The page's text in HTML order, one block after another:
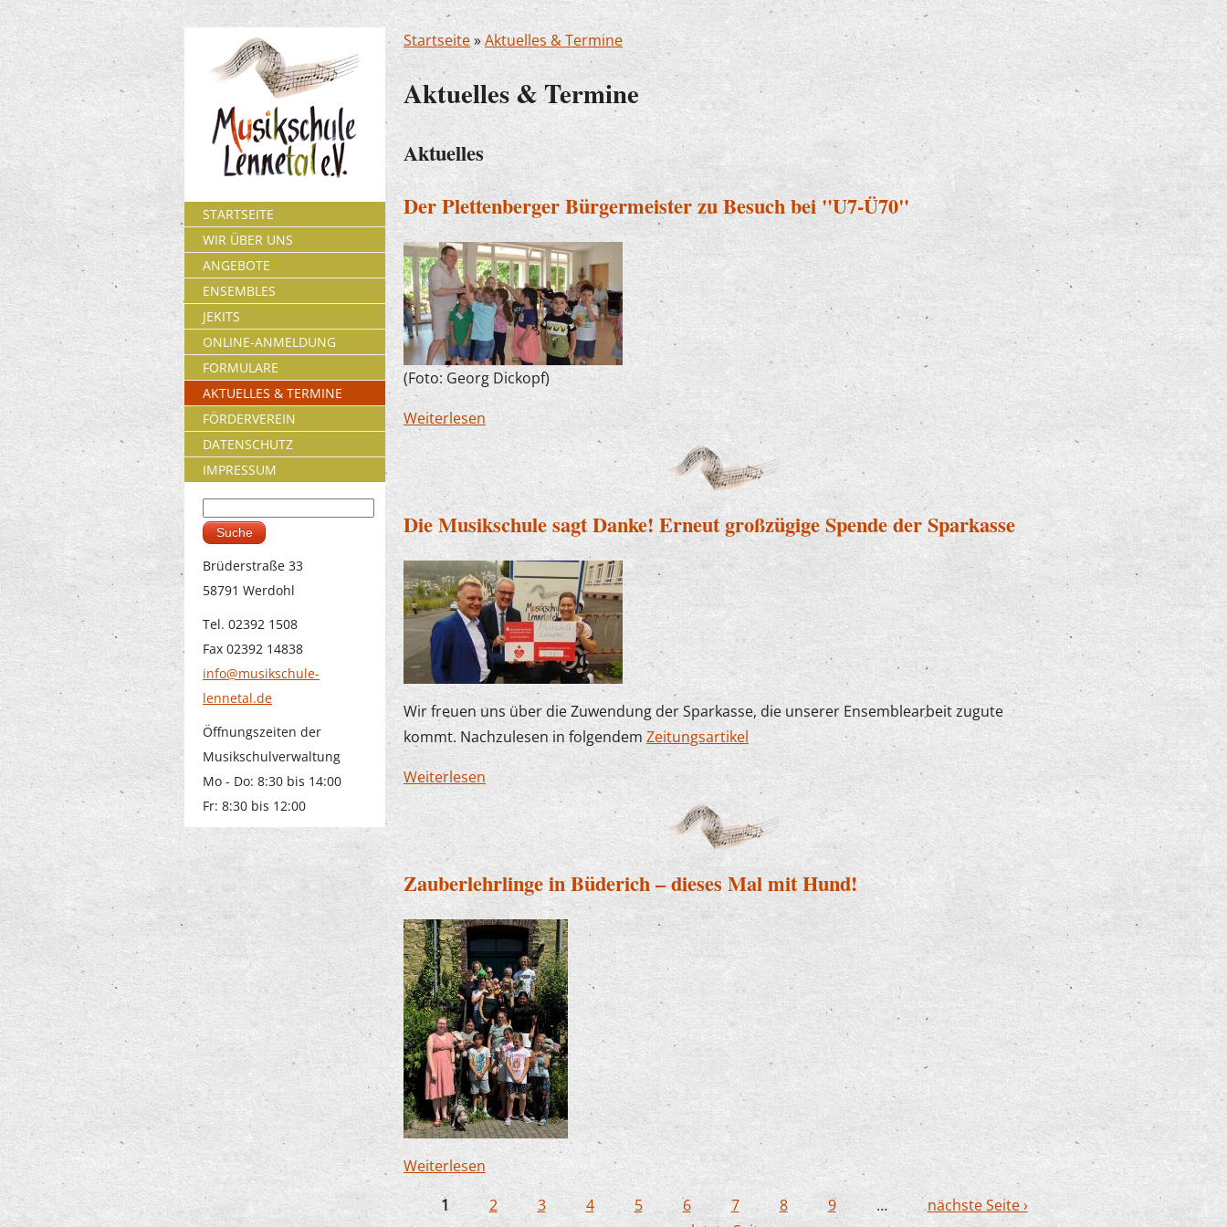
Startseite»Aktuelles & Termine
Aktuelles & Termine
Aktuelles
Der Plettenberger Bürgermeister zu Besuch bei "U7-Ü70"
(Foto: Georg Dickopf)
Weiterlesenüber Der Plettenberger Bürgermeister zu Besuch bei "U7-Ü70"
Die Musikschule sagt Danke! Erneut großzügige Spende der Sparkasse
Wir freuen uns über die Zuwendung der Sparkasse, die unserer Ensemblearbeit zugute
kommt. Nachzulesen in folgendem Zeitungsartikel
Weiterlesen über Die Musikschule sagt Danke! Erneut großzügige Spende der Sparkasse
Zauberlehrlinge in Büderich – dieses Mal mit Hund!
Weiterlesen über Zauberlehrlinge in Büderich – dieses Mal mit Hund!
1 2 3 4 5 6 7 8 9 …
nächste Seite ›
STARTSEITE
WIR ÜBER UNS
ANGEBOTE
ENSEMBLES
JEKITS
ONLINE-ANMELDUNG
FORMULARE
AKTUELLES & TERMINE
FÖRDERVEREIN
DATENSCHUTZ
IMPRESSUM
Suchformular
Brüderstraße 33
58791 Werdohl
Tel. 02392 1508
Fax 02392 14838
info@musikschule-
lennetal.de
Öffnungszeiten der
Musikschulverwaltung
Mo - Do: 8:30 bis 14:00
Fr: 8:30 bis 12:00